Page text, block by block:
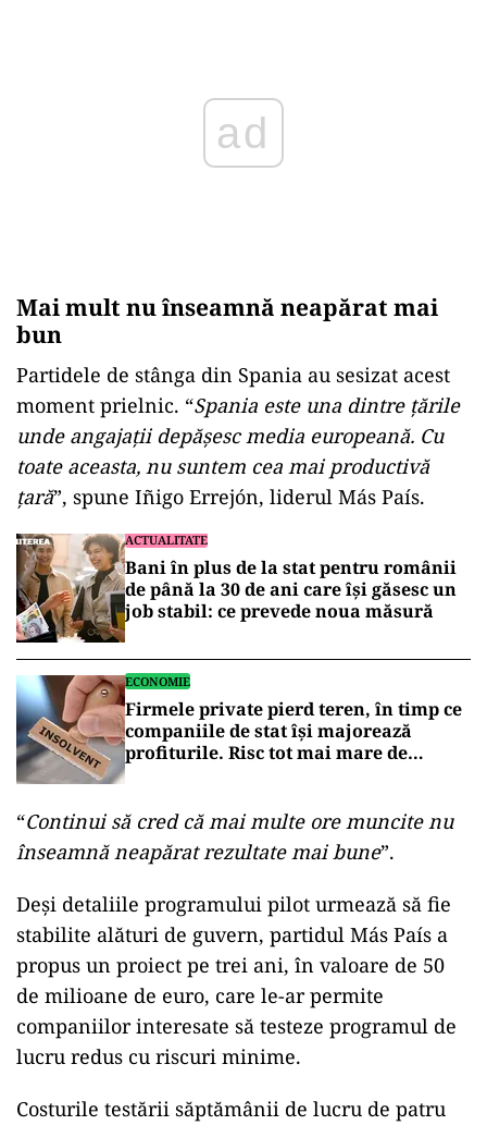
Mai mult nu înseamnă neapărat mai
bun
Partidele de stânga din Spania au sesizat acest
moment prielnic. “Spania este una dintre țările
unde angajații depășesc media europeană. Cu
toate aceasta, nu suntem cea mai productivă
țară”, spune Iñigo Errejón, liderul Más País.
ACTUALITATE
Bani în plus de la stat pentru românii
de până la 30 de ani care își găsesc un
job stabil: ce prevede noua măsură
ECONOMIE
Firmele private pierd teren, în timp ce
companiile de stat își majorează
profiturile. Risc tot mai mare de
“Continui să cred că mai multe ore muncite nu
înseamnă neapărat rezultate mai bune”.
Deși detaliile programului pilot urmează să fie
stabilite alături de guvern, partidul Más País a
propus un proiect pe trei ani, în valoare de 50
de milioane de euro, care le-ar permite
companiilor interesate să testeze programul de
lucru redus cu riscuri minime.
Costurile testării săptămânii de lucru de patru